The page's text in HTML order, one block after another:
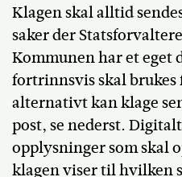
Klagen skal alltid
saker der
Kommunen har et eget
fortrinnsvis skal brukes
alternativt kan klage
post, se nederst.
opplysninger som skal
klagen viser til hvilken